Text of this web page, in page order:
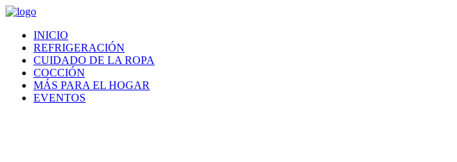
INICIO
REFRIGERACIÓN
CUIDADO DE LA ROPA
COCCIÓN
MÁS PARA EL HOGAR
EVENTOS